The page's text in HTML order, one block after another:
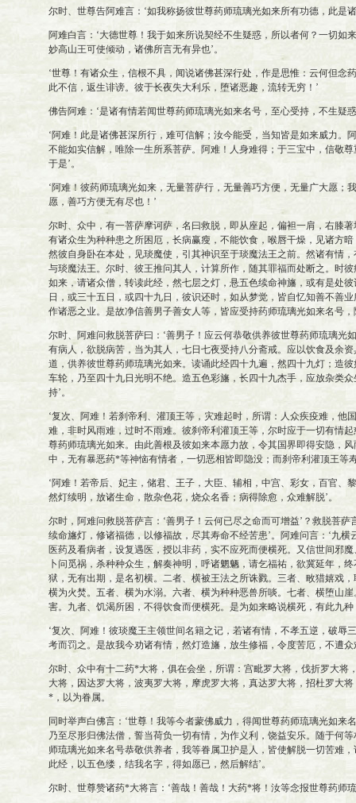
尔时、世尊告阿难言：‘如我称扬彼世尊药师琉璃光如来所有功德，此是
阿难白言：‘大德世尊！我于如来所说契经不生疑惑，所以者何？一切如
妙高山王可使倾动，诸佛所言无有异也’。
‘世尊！有诸众生，信根不具，闻说诸佛甚深行处，作是思惟：云何但念
此不信，返生诽谤。彼于长夜失大利乐，堕诸恶趣，流转无穷！’
佛告阿难：‘是诸有情若闻世尊药师琉璃光如来名号，至心受持，不生疑
‘阿难！此是诸佛甚深所行，难可信解；汝今能受，当知皆是如来威力。
不能如实信解，唯除一生所系菩萨。阿难！人身难得；于三宝中，信敬
于是’。
‘阿难！彼药师琉璃光如来，无量菩萨行，无量善巧方便，无量广大愿；
愿，善巧方便无有尽也！’
尔时、众中，有一菩萨摩诃萨，名曰救脱，即从座起，偏袒一肩，右膝
有诸众生为种种患之所困厄，长病赢瘦，不能饮食，喉唇干燥，见诸方
然彼自身卧在本处，见琰魔使，引其神识至于琰魔法王之前。然诸有情
与琰魔法王。尔时、彼王推问其人，计算所作，随其罪福而处断之。时
如来，请诸众僧，转读此经，然七层之灯，悬五色续命神旛，或有是处
日，或三十五日，或四十九日，彼识还时，如从梦觉，皆自忆知善不善
作诸恶之业。是故净信善男子善女人等，皆应受持药师琉璃光如来名号，
尔时、阿难问救脱菩萨曰：‘善男子！应云何恭敬供养彼世尊药师琉璃光
有病人，欲脱病苦，当为其人，七日七夜受持八分斋戒。应以饮食及余
道，供养彼世尊药师琉璃光如来。读诵此经四十九遍，然四十九灯；造
车轮，乃至四十九日光明不绝。造五色彩旛，长四十九杰手，应放杂类
持’。
‘复次、阿难！若刹帝利、灌顶王等，灾难起时，所谓：人众疾疫难，他
难，非时风雨难，过时不雨难。彼刹帝利灌顶王等，尔时应于一切有情
尊药师琉璃光如来。由此善根及彼如来本愿力故，令其国界即得安隐，
中，无有暴恶药*等神恼有情者，一切恶相皆即隐没；而刹帝利灌顶王等
‘阿难！若帝后、妃主，储君、王子，大臣、辅相，中宫、彩女，百官、
然灯续明，放诸生命，散杂色花，烧众名香；病得除愈，众难解脱’。
尔时，阿难问救脱菩萨言：‘善男子！云何已尽之命而可增益’？救脱菩
续命旛灯，修诸福德，以修福故，尽其寿命不经苦患’。阿难问言：‘九
医药及看病者，设复遇医，授以非药，实不应死而便横死。又信世间邪
卜问觅祸，杀种种众生，解奏神明，呼诸魍魉，请乞福祐，欲冀延年，
狱，无有出期，是名初横。二者、横被王法之所诛戮。三者、畋猎嬉戏
横为火焚。五者、横为水溺。六者、横为种种恶兽所啖。七者、横堕山
害。九者、饥渴所困，不得饮食而便横死。是为如来略说横死，有此九
‘复次、阿难！彼琰魔王主领世间名籍之记，若诸有情，不孝五逆，破辱
考而罚之。是故我今劝诸有情，然灯造旛，放生修福，令度苦厄，不遭众
尔时、众中有十二药*大将，俱在会坐，所谓：宫毗罗大将，伐折罗大将
大将，因达罗大将，波夷罗大将，摩虎罗大将，真达罗大将，招杜罗大
*，以为眷属。
同时举声白佛言：‘世尊！我等今者蒙佛威力，得闻世尊药师琉璃光如来
乃至尽形归佛法僧，誓当荷负一切有情，为作义利，饶益安乐。随于何
师琉璃光如来名号恭敬供养者，我等眷属卫护是人，皆使解脱一切苦难
此经，以五色缕，结我名字，得如愿已，然后解结’。
尔时、世尊赞诸药*大将言：‘善哉！善哉！大药*将！汝等念报世尊药师